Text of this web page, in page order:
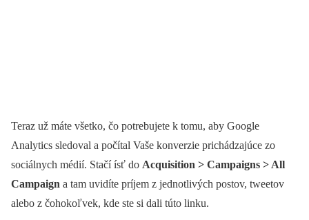
Teraz už máte všetko, čo potrebujete k tomu, aby Google
Analytics sledoval a počítal Vaše konverzie prichádzajúce zo
sociálnych médií. Stačí ísť do Acquisition > Campaigns > All
Campaign a tam uvidíte príjem z jednotlivých postov, tweetov
alebo z čohokoľvek, kde ste si dali túto linku.